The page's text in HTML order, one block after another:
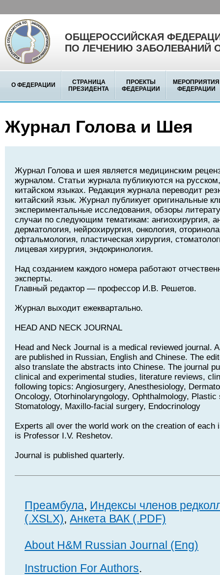
ОБЩЕРОССИЙСКАЯ
ПО ЛЕЧЕНИЮ ЗАБОЛЕВАНИЙ
О ФЕДЕРАЦИИ
СТРАНИЦА
ПРЕЗИДЕНТА
ПРОЕКТЫ
ФЕДЕРАЦИИ
МЕРОПРИЯТИЯ
ФЕДЕРАЦИИ
Журнал Голова и Шея
Журнал Голова и шея является медицинским
журналом. Статьи журнала публикуются на
китайском языках. Редакция журнала переводит
китайский язык. Журнал публикует оригинальные
экспериментальные исследования, обзоры
случаи по следующим тематикам: ангиохирургия,
дерматология, нейрохирургия, онкология,
офтальмология, пластическая хирургия,
лицевая хирургия, эндокринология.
Над созданием каждого номера работают
эксперты.
Главный редактор — профессор И.В. Решетов.
Журнал выходит ежеквартально.
HEAD AND NECK JOURNAL
Head and Neck Journal is a medical reviewed journal.
are published in Russian, English and Chinese. The
also translate the abstracts into Chinese. The journal
clinical and experimental studies, literature reviews,
following topics: Angiosurgery, Anesthesiology,
Oncology, Otorhinolaryngology, Ophthalmology, Plastic
Stomatology, Maxillo-facial surgery, Endocrinology
Experts all over the world work on the creation of each
is Professor I.V. Reshetov.
Journal is published quarterly.
Преамбула, Индексы членов
(.XSLX), Анкета ВАК (.PDF)
About H&M Russian Journal (Eng)
Instruction For Authors.